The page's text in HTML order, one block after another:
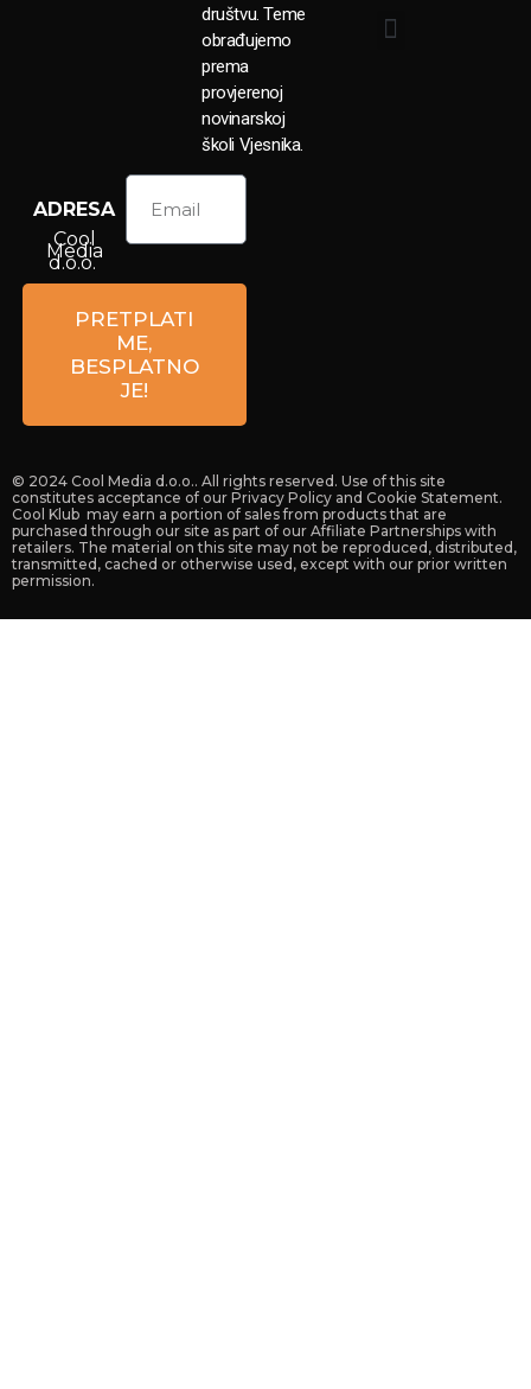
društvu. Teme
obrađujemo
prema
provjerenoj
novinarskoj
školi Vjesnika.
ADRESA
Cool
Media
d.o.o.
10 000
Croatia
PRETPLATI
ME,
BESPLATNO
JE!
© 2024 Cool Media d.o.o.. All rights reserved. Use of this site
constitutes acceptance of our Privacy Policy and Cookie Statement.
Cool Klub may earn a portion of sales from products that are
purchased through our site as part of our Affiliate Partnerships with
retailers. The material on this site may not be reproduced, distributed,
transmitted, cached or otherwise used, except with our prior written
permission.